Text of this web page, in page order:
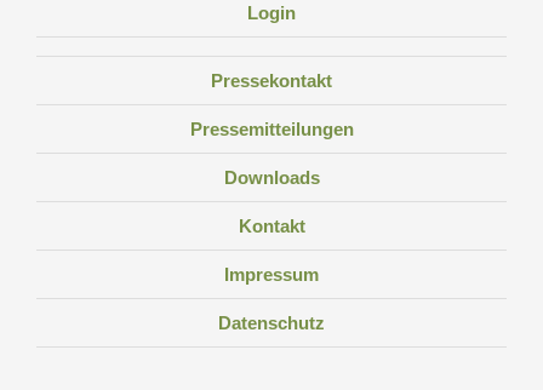
Login
Pressekontakt
Pressemitteilungen
Downloads
Kontakt
Impressum
Datenschutz